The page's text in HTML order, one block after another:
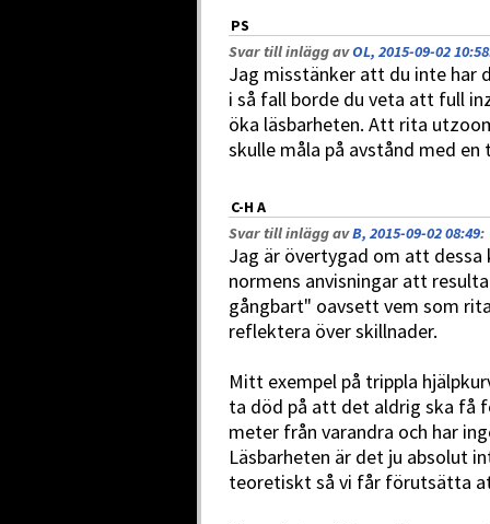
PS
Svar till inlägg avOL, 2015-09-02 10:58
Jag misstänker att du inte har
i så fall borde du veta att full
öka läsbarheten. Att rita
skulle måla på avstånd med en
C-H A
Svar till inlägg avB, 2015-09-02 08:49:
Jag är övertygad om att dessa
normens anvisningar att
gångbart" oavsett vem som
reflektera över skillnader.
Mitt exempel på trippla
ta död på att det aldrig ska få
meter från varandra och har
Läsbarheten är det ju absolut
teoretiskt så vi får förutsätta